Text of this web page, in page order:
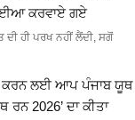
ਕਰਵਾਏ ਗਏ
ਦੀ ਹੀ ਪਰਖ ਨਹੀਂ ਲੈਂਦੀ, ਸਗੋਂ
ਕਰਨ ਲਈ ਆਪ ਪੰਜਾਬ ਯੂਥ
ਰਨ 2026’ ਦਾ ਕੀਤਾ